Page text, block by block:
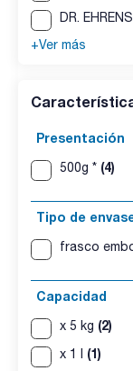
DR.
+Ver más
Presentación
500g * (4)
Tipo de
frasco
Capacidad
x 5 kg (2)
x 1 l (1)